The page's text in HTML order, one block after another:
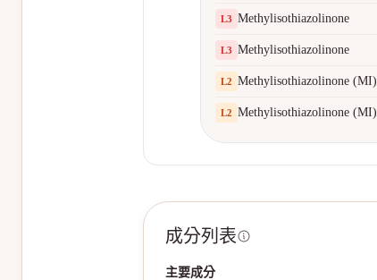
L3 Methylisothiazolinone
L3 Methylisothiazolinone
L2 Methylisothiazolinone (MI)
L2 Methylisothiazolinone (MI)
成分列表
主要成分